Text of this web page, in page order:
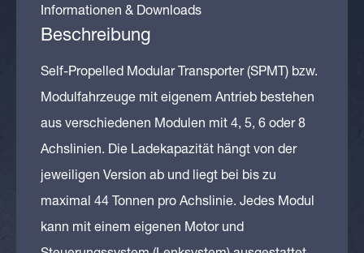
Informationen & Downloads
Beschreibung
Self-Propelled Modular Transporter (SPMT) bzw.
Modulfahrzeuge mit eigenem Antrieb bestehen
aus verschiedenen Modulen mit 4, 5, 6 oder 8
Achslinien. Die Ladekapazität hängt von der
jeweiligen Version ab und liegt bei bis zu
maximal 44 Tonnen pro Achslinie. Jedes Modul
kann mit einem eigenen Motor und